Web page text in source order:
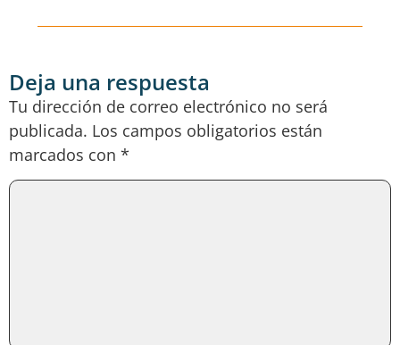
Deja una respuesta
Tu dirección de correo electrónico no será
publicada. Los campos obligatorios están
marcados con *